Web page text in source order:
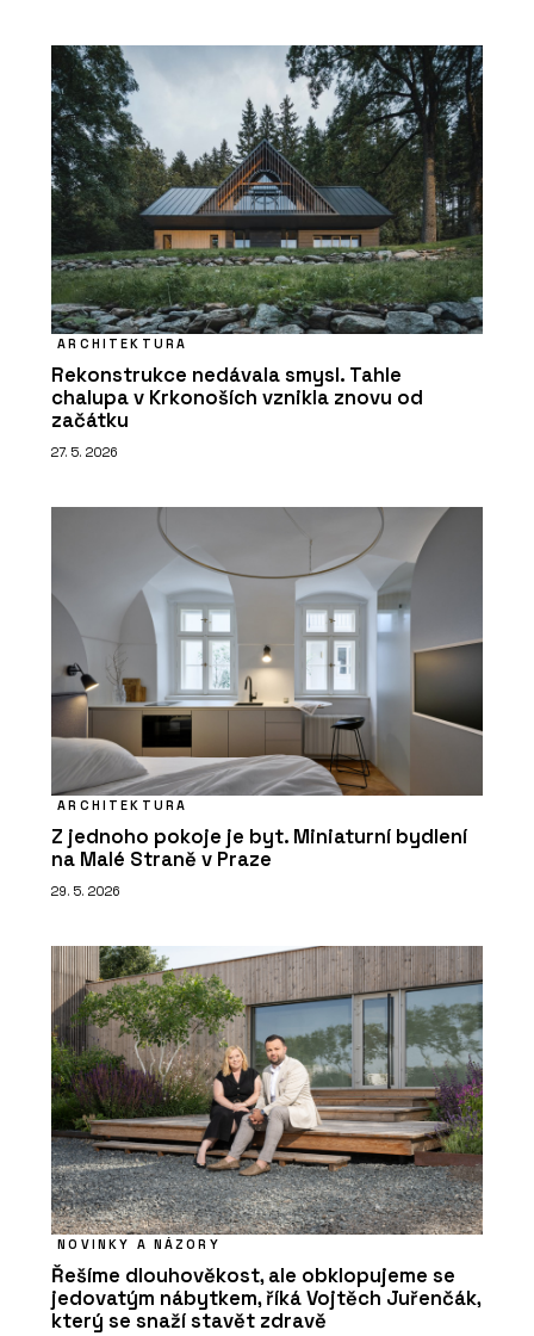
ARCHITEKTURA
Rekonstrukce nedávala smysl. Tahle
chalupa v Krkonoších vznikla znovu od
začátku
27. 5. 2026
ARCHITEKTURA
Z jednoho pokoje je byt. Miniaturní bydlení
na Malé Straně v Praze
29. 5. 2026
NOVINKY A NÁZORY
Řešíme dlouhověkost, ale obklopujeme se
jedovatým nábytkem, říká Vojtěch Juřenčák,
který se snaží stavět zdravě